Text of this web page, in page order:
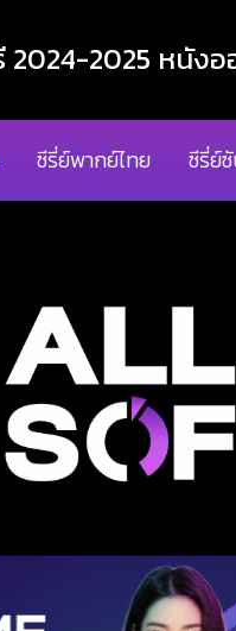
2024-2025 หนัง
ซีรี่ย์พากย์ไทย ซีรี่ย์